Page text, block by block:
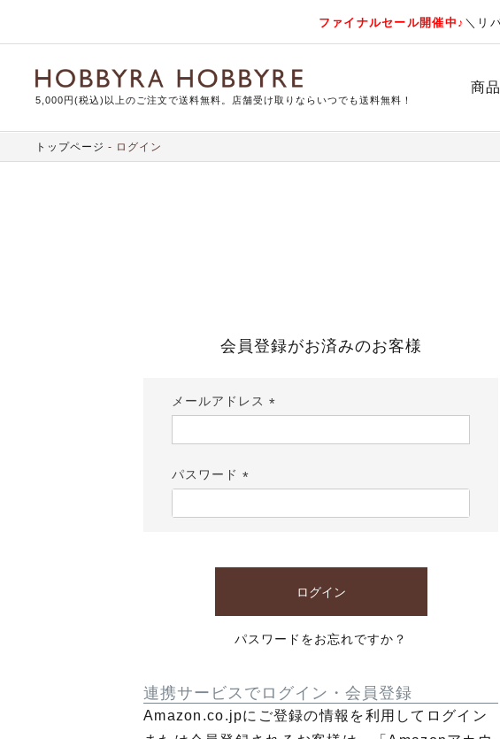
ファイナルセール開催中♪ ＼リ
5,000円(税込)以上のご注文で送料無料。店舗受け取りならいつでも送料無料！
商
トップページ ログイン
会員登録がお済みのお客様
メールアドレス
須)
パスワード
須)
ログイン
パスワードをお忘れですか？
連携サービスでログイン・会員登録
Amazon.co.jpにご登録の情報を利用してログイン